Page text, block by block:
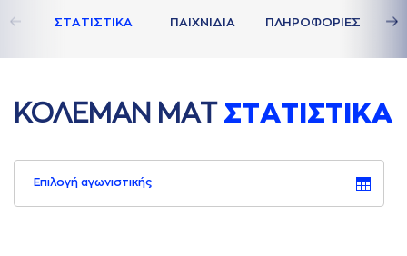
ΣΤAΤΙΣΤΙΚA ΠAΙΧΝΙΔΙA ΠΛΗΡΟΦΟΡΙΕΣ
ΚΟΛΕΜAΝ ΜAΤ ΣΤAΤΙΣΤΙΚA
Επιλογή αγωνιστικής